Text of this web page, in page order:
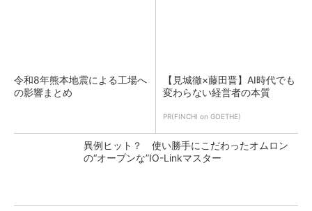
令和8年熊本地震による工場へ
の影響まとめ
【見城徹×藤田晋】AI時代でも
変わらない経営者の本質
PR(FINCHI on GOETHE)
異例ヒット？ 使い勝手にこだわったオムロン
の“オープンな”IO-Linkマスター